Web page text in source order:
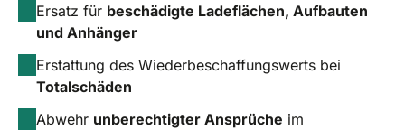
Ersatz für beschädigte Ladeflächen, Aufbauten
und Anhänger
Erstattung des Wiederbeschaffungswerts bei
Totalschäden
Abwehr unberechtigter Ansprüche im